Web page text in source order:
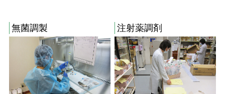
無菌調製 注射薬調剤